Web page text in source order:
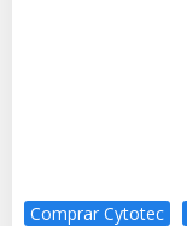
Comprar Cytotec